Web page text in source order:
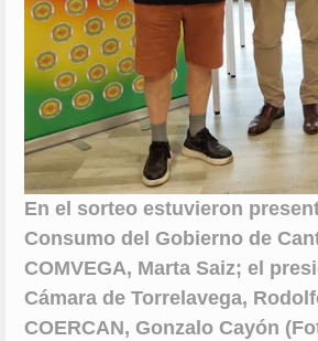
En el sorteo estuvieron
Consumo del Gobierno de
COMVEGA, Marta Saiz; el
Cámara de Torrelavega,
COERCAN, Gonzalo Cayón